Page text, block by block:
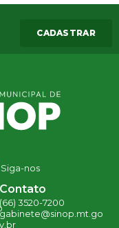
CADASTRAR
Siga-nos
Contato
(66) 3520-7200
gabinete@sinop.mt.go
v.br